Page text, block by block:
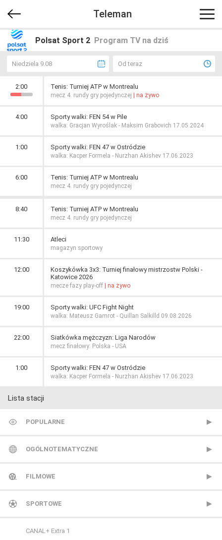
Teleman
Polsat Sport 2 Program TV na dziś
Niedziela 9.08 Od teraz
2:00 Tenis: Turniej ATP w Montrealu
mecz 4. rundy gry pojedynczej | na żywo
4:00 Sporty walki: FEN 54 w Pile
walka: Gracjan Wyroślak - Maksim Grabovich 17.05.2024
1:00 Sporty walki: FEN 47 w Ostródzie
walka: Kacper Formela - Nurzhan Akishev 17.06.2023
6:00 Tenis: Turniej ATP w Montrealu
mecz 4. rundy gry pojedynczej
8:40 Tenis: Turniej ATP w Montrealu
mecz 4. rundy gry pojedynczej
11:30 Atleci
magazyn sportowy
12:00
Koszykówka 3x3: Turniej finałowy mistrzostw Polski -
Katowice 2026
mecze fazy play-off | na żywo
19:00 Sporty walki: UFC Fight Night
walka: Mateusz Gamrot - Quillan Salkilld 09.08.2026
22:00 Siatkówka mężczyzn: Liga Narodów
mecz finałowy: Polska - USA
1:00 Sporty walki: FEN 47 w Ostródzie
walka: Kacper Formela - Nurzhan Akishev 17.06.2023
Lista stacji
POPULARNE
TVP 1
TVP 2
Polsat
TVN
OGÓLNOTEMATYCZNE
Metro TV
Nowa TV
Polonia 1
FILMOWE
13 Ulica
ale kino+
SPORTOWE
CANAL+ Extra 1